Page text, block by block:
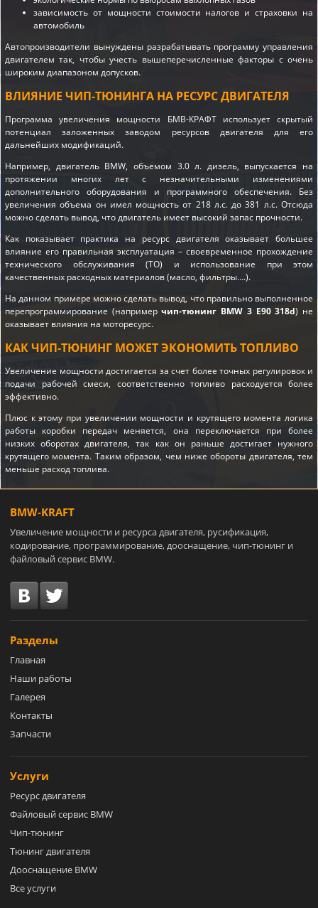
зависимость от мощности стоимости налогов и страховки на
автомобиль
Автопроизводители вынуждены разрабатывать программу управления
двигателем так, чтобы учесть вышеперечисленные факторы с очень
широким диапазоном допусков.
ВЛИЯНИЕ ЧИП-ТЮНИНГА НА РЕСУРС ДВИГАТЕЛЯ
Программа увеличения мощности БМВ-КРАФТ использует скрытый
потенциал заложенных заводом ресурсов двигателя для его
дальнейших модификаций.
Например, двигатель BMW, объемом 3.0 л. дизель, выпускается на
протяжении многих лет с незначительными изменениями
дополнительного оборудования и программного обеспечения. Без
увеличения объема он имел мощность от 218 л.с. до 381 л.с. Отсюда
можно сделать вывод, что двигатель имеет высокий запас прочности.
Как показывает практика на ресурс двигателя оказывает большее
влияние его правильная эксплуатация – своевременное прохождение
технического обслуживания (ТО) и использование при этом
качественных расходных материалов (масло, фильтры….).
На данном примере можно сделать вывод, что правильно выполненное
перепрограммирование (напримерчип-тюнинг BMW 3 E90 318d) не
оказывает влияния на моторесурс.
КАК ЧИП-ТЮНИНГ МОЖЕТ ЭКОНОМИТЬ ТОПЛИВО
Увеличение мощности достигается за счет более точных регулировок и
подачи рабочей смеси, соответственно топливо расходуется более
эффективно.
Плюс к этому при увеличении мощности и крутящего момента логика
работы коробки передач меняется, она переключается при более
низких оборотах двигателя, так как он раньше достигает нужного
крутящего момента. Таким образом, чем ниже обороты двигателя, тем
меньше расход топлива.
BMW-KRAFT
Увеличение мощности и ресурса двигателя, русификация,
кодирование, программирование, дооснащение, чип-тюнинг и
файловый сервис BMW.
Разделы
Главная
Наши работы
Галерея
Контакты
Запчасти
Услуги
Ресурс двигателя
Файловый сервис BMW
Чип-тюнинг
Тюнинг двигателя
Дооснащение BMW
Все услуги